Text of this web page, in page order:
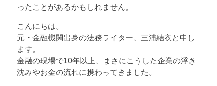
ったことがあるかもしれません。
こんにちは。
元・金融機関出身の法務ライター、三浦結衣と申し
ます。
金融の現場で10年以上、まさにこうした企業の浮き
沈みやお金の流れに携わってきました。